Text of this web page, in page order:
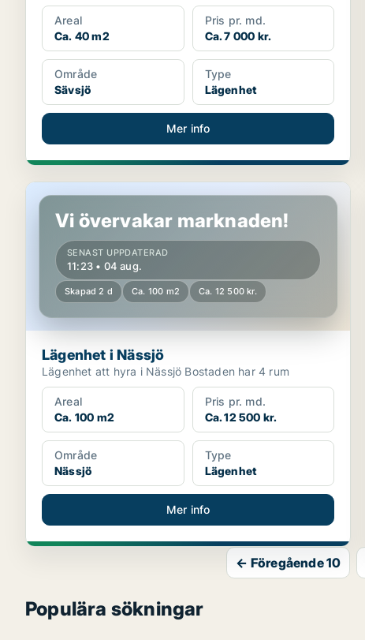
Areal
Ca. 40 m2
Pris pr. md.
Ca. 7 000 kr.
Område
Sävsjö
Type
Lägenhet
Mer info
Lägenhet i Nässjö
Vi övervakar marknaden!
SENAST UPPDATERAD
11:23 • 04 aug.
Skapad 2 d Ca. 100 m2 Ca. 12 500 kr.
Lägenhet i Nässjö
Lägenhet att hyra i Nässjö Bostaden har 4 rum
Areal
Ca. 100 m2
Pris pr. md.
Ca. 12 500 kr.
Område
Nässjö
Type
Lägenhet
Mer info
← Föregående 10
Populära sökningar